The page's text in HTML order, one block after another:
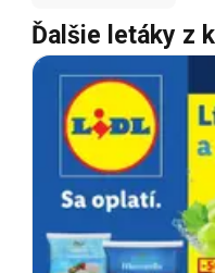
Ďalšie letáky z